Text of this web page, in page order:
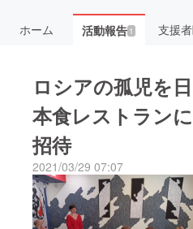
ホーム 活動報告1 支援者
ロシアの孤児を日
本食レストランに
招待
2021/03/29 07:07